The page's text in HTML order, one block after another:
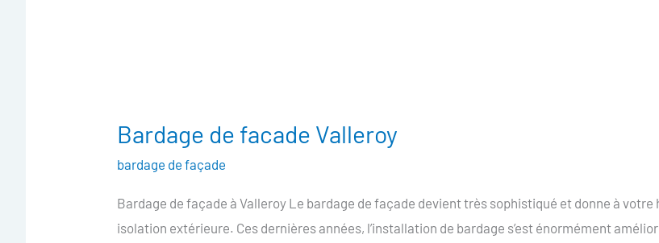
Bardage de facade Valleroy
bardage de façade
Bardage de façade à Valleroy Le bardage de façade devient très sophistiqué et donne à
isolation extérieure. Ces dernières années, l’installation de bardage s’est énormément
Bardage
Valleroy